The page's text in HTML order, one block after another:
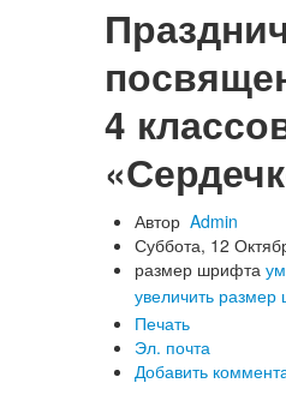
4
Автор Admin
Суббота, 12
размер шрифта
увеличить
Печать
Эл. почта
Добавить